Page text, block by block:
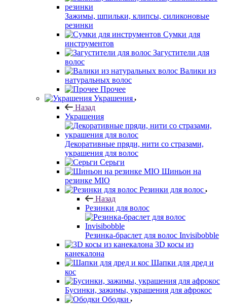
Зажимы, шпильки, клипсы, силиконовые
резинки
Сумки для
инструментов
Загустители для
волос
Валики из
натуральных волос
Прочее
Украшения
Назад
Украшения
Декоративные пряди, нити со стразами,
украшения для волос
Серьги
Шиньон на
резинке MIO
Резинки для волос
Назад
Резинки для волос
Резинка-браслет для волос Invisibobble
3D косы из
канекалона
Шапки для дред и
кос
Бусинки, зажимы, украшения для афрокос
Ободки